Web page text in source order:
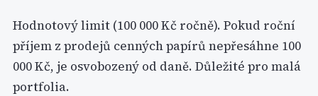
Hodnotový limit (100 000 Kč ročně). Pokud roční
příjem z prodejů cenných papírů nepřesáhne 100
000 Kč, je osvobozený od daně. Důležité pro malá
portfolia.